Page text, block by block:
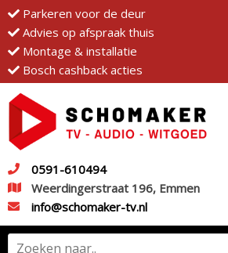
Parkeren voor de deur
Advies op afspraak thuis
Montage & installatie
Bosch cashback acties
0591-610494
Weerdingerstraat 196, Emmen
info@schomaker-tv.nl